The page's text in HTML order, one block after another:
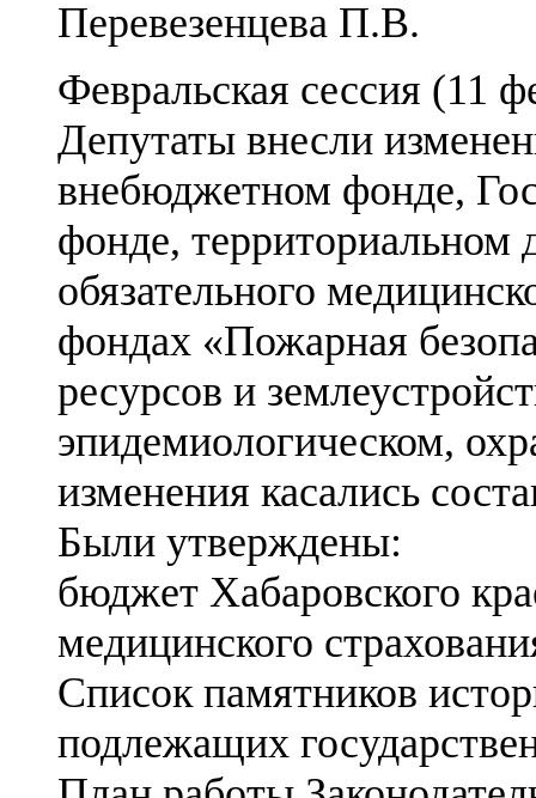
Перевезенцева П.В.
Февральская сессия (11
Депутаты внесли
внебюджетном фонде,
фонде,
обязательного
фондах «Пожарная
ресурсов и
эпидемиологическом,
изменения касались
Были утверждены:
бюджет Хабаровского
медицинского
Список памятников
подлежащих